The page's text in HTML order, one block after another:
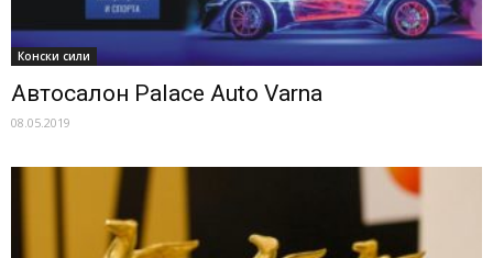
Конски сили
Автосалон Palace Auto Varna
08.05.2019